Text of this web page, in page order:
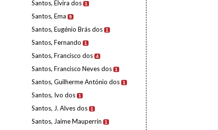
Santos, Elvira dos 1
Santos, Ema 9
Santos, Eugénio Brás dos 1
Santos, Fernando 1
Santos, Francisco dos 4
Santos, Francisco Neves dos 1
Santos, Guilherme António dos 1
Santos, Ivo dos 1
Santos, J. Alves dos 1
Santos, Jaime Mauperrin 1